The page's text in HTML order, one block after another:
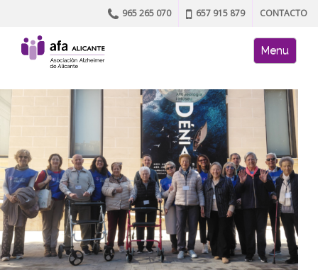
965 265 070 657 915 879 CONTACTO
AFA site
Skip to content
Menu